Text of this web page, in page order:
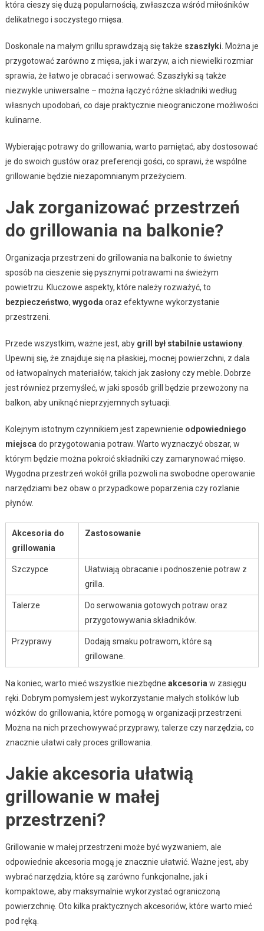
która cieszy się dużą popularnością, zwłaszcza wśród miłośników
delikatnego i soczystego mięsa.
Doskonale na małym grillu sprawdzają się także szaszłyki . Można je
przygotować zarówno z mięsa, jak i warzyw, a ich niewielki rozmiar
sprawia, że łatwo je obracać i serwować. Szaszłyki są także
niezwykle uniwersalne – można łączyć różne składniki według
własnych upodobań, co daje praktycznie nieograniczone możliwości
kulinarne.
Wybierając potrawy do grillowania, warto pamiętać, aby dostosować
je do swoich gustów oraz preferencji gości, co sprawi, że wspólne
grillowanie będzie niezapomnianym przeżyciem.
Jak zorganizować przestrzeń
do grillowania na balkonie?
Organizacja przestrzeni do grillowania na balkonie to świetny
sposób na cieszenie się pysznymi potrawami na świeżym
powietrzu. Kluczowe aspekty, które należy rozważyć, to
bezpieczeństwo, wygoda oraz efektywne wykorzystanie
przestrzeni.
Przede wszystkim, ważne jest, aby grill był stabilnie ustawiony.
Upewnij się, że znajduje się na płaskiej, mocnej powierzchni, z dala
od łatwopalnych materiałów, takich jak zasłony czy meble. Dobrze
jest również przemyśleć, w jaki sposób grill będzie przewożony na
balkon, aby uniknąć nieprzyjemnych sytuacji.
Kolejnym istotnym czynnikiem jest zapewnienie odpowiedniego
miejsca do przygotowania potraw. Warto wyznaczyć obszar, w
którym będzie można pokroić składniki czy zamarynować mięso.
Wygodna przestrzeń wokół grilla pozwoli na swobodne operowanie
narzędziami bez obaw o przypadkowe poparzenia czy rozlanie
płynów.
Akcesoria do
grillowania
Zastosowanie
Szczypce
Ułatwiają obracanie i podnoszenie potraw z
grilla.
Talerze
Do serwowania gotowych potraw oraz
przygotowywania składników.
Przyprawy
Dodają smaku potrawom, które są
grillowane.
Na koniec, warto mieć wszystkie niezbędne akcesoria w zasięgu
ręki. Dobrym pomysłem jest wykorzystanie małych stolików lub
wózków do grillowania, które pomogą w organizacji przestrzeni.
Można na nich przechowywać przyprawy, talerze czy narzędzia, co
znacznie ułatwi cały proces grillowania.
Jakie akcesoria ułatwią
grillowanie w małej
przestrzeni?
Grillowanie w małej przestrzeni może być wyzwaniem, ale
odpowiednie akcesoria mogą je znacznie ułatwić. Ważne jest, aby
wybrać narzędzia, które są zarówno funkcjonalne, jak i
kompaktowe, aby maksymalnie wykorzystać ograniczoną
powierzchnię. Oto kilka praktycznych akcesoriów, które warto mieć
pod ręką.